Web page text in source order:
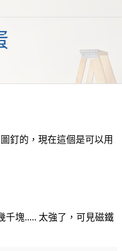
釘的，現在這個是可以用
千塊..... 太強了，可見磁鐵